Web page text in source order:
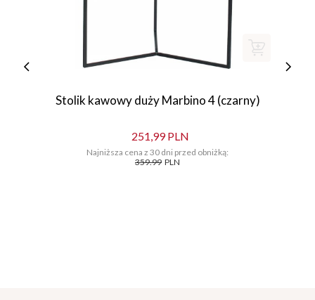
Stolik kawowy duży Marbino 4 (czarny)
251,99 PLN
Najniższa cena z 30 dni przed obniżką:
359.99 PLN